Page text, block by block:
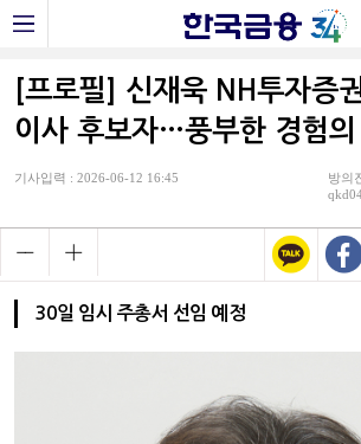
[프로필] 신재욱 NH투자증
이사 후보자…풍부한 경험
기사입력 : 2026-06-12 16:45
방의
30일 임시 주총서 선임 예정